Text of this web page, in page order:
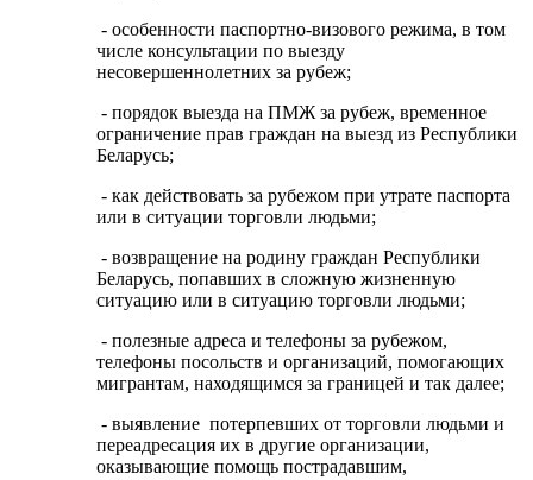
- особенности паспортно-визового режима, в том
числе консультации по выезду
несовершеннолетних за рубеж;
- порядок выезда на ПМЖ за рубеж, временное
ограничение прав граждан на выезд из Республики
Беларусь;
- как действовать за рубежом при утрате паспорта
или в ситуации торговли людьми;
- возвращение на родину граждан Республики
Беларусь, попавших в сложную жизненную
ситуацию или в ситуацию торговли людьми;
- полезные адреса и телефоны за рубежом,
телефоны посольств и организаций, помогающих
мигрантам, находящимся за границей и так далее;
- выявление потерпевших от торговли людьми и
переадресация их в другие организации,
оказывающие помощь пострадавшим,